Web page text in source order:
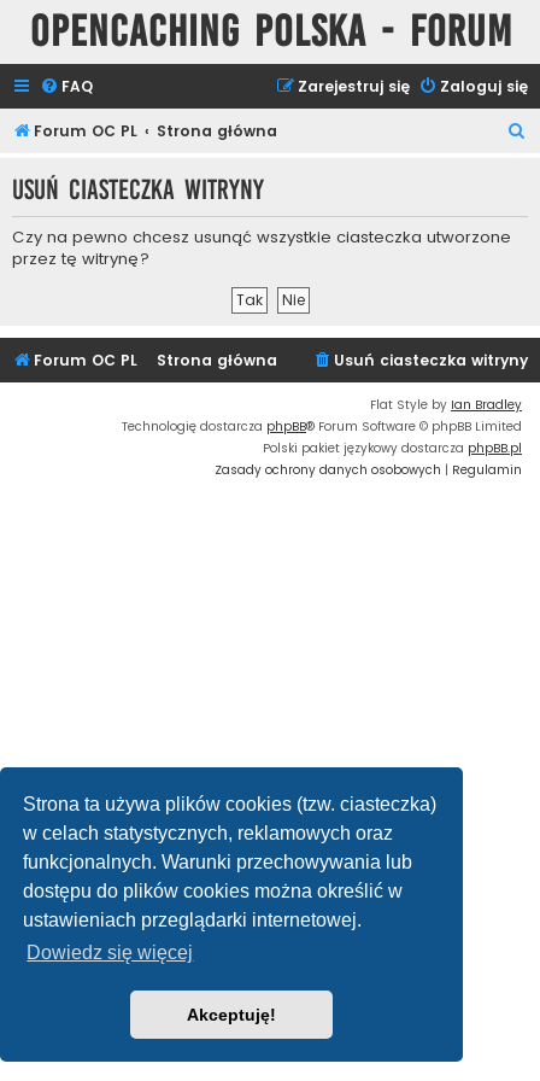
Strona ta używa plików cookies (tzw. ciasteczka)
w celach statystycznych, reklamowych oraz
funkcjonalnych. Warunki przechowywania lub
dostępu do plików cookies można określić w
ustawieniach przeglądarki internetowej.
Dowiedz się więcej
Akceptuję!
Opencaching Polska - Forum
FAQ Zaloguj się
Zarejestruj się
Forum OC PL Strona główna
k
Usuń ciasteczka witryny
Czy na pewno chcesz usunąć wszystkie ciasteczka utworzone
przez tę witrynę?
Forum OC PL Strona główna Usuń ciasteczka witryny
Flat Style by Ian Bradley
Technologię dostarcza phpBB® Forum Software © phpBB Limited
Polski pakiet językowy dostarcza phpBB.pl
Zasady ochrony danych osobowych | Regulamin